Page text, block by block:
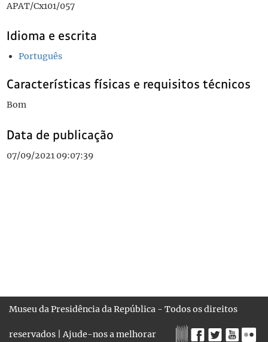
APAT/Cx101/057
Idioma e escrita
Português
Características físicas e requisitos técnicos
Bom
Data de publicação
07/09/2021 09:07:39
Museu da Presidência da República - Todos os direitos
reservados |Ajude-nos a melhorar